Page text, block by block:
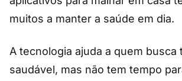
muitos a manter a saúde em dia.
A tecnologia ajuda a quem busca
saudável, mas não tem tempo